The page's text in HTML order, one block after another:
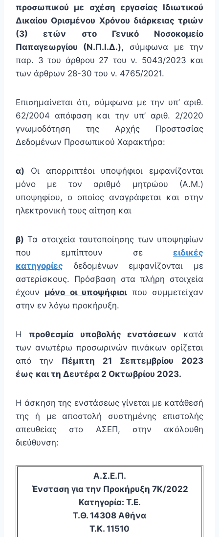
προσωπικού με σχέση εργασίας Ιδιωτικού
Δικαίου Ορισμένου Χρόνου διάρκειας τριών
(3) ετών στο Γενικό Νοσοκομείο
Παπαγεωργίου (Ν.Π.Ι.Δ.), σύμφωνα με την
παρ. 3 του άρθρου 27 του ν. 5043/2023 και
των άρθρων 28-30 του ν. 4765/2021.
Επισημαίνεται ότι, σύμφωνα με την υπ’ αριθ.
62/2004 απόφαση και την υπ’ αριθ. 2/2020
γνωμοδότηση της Αρχής Προστασίας
Δεδομένων Προσωπικού Χαρακτήρα:
α) Οι απορριπτέοι υποψήφιοι εμφανίζονται
μόνο με τον αριθμό μητρώου (Α.Μ.)
υποψηφίου, ο οποίος αναγράφεται και στην
ηλεκτρονική τους αίτηση και
β) Τα στοιχεία ταυτοποίησης των υποψηφίων
που εμπίπτουν σε ειδικές
κατηγορίες δεδομένων εμφανίζονται με
αστερίσκους. Πρόσβαση στα πλήρη στοιχεία
έχουν μόνο οι υποψήφιοιπου συμμετείχαν
στην εν λόγω προκήρυξη.
H προθεσμία υποβολής ενστάσεων κατά
των ανωτέρω προσωρινών πινάκων ορίζεται
από την Πέμπτη 21 Σεπτεμβρίου 2023
έως και τη Δευτέρα 2 Οκτωβρίου 2023.
Η άσκηση της ενστάσεως γίνεται με κατάθεσή
της ή με αποστολή συστημένης επιστολής
απευθείας στο ΑΣΕΠ, στην ακόλουθη
διεύθυνση:
Α.Σ.Ε.Π.
Ένσταση για την Προκήρυξη 7Κ/2022
Κατηγορία: Τ.Ε.
T.Θ. 14308 Αθήνα
Τ.Κ. 11510